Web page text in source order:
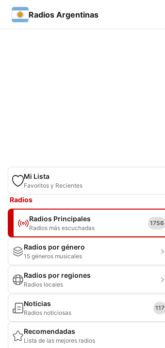
Radios Argentinas
Mi Lista
Favoritos y Recientes
Radios
Radios Principales
Radios más escuchadas
1756
Radios por género
15 géneros musicales
Radios por regiones
Radios locales
Noticias
Radios noticiosas
117
Recomendadas
Lista de las mejores radios